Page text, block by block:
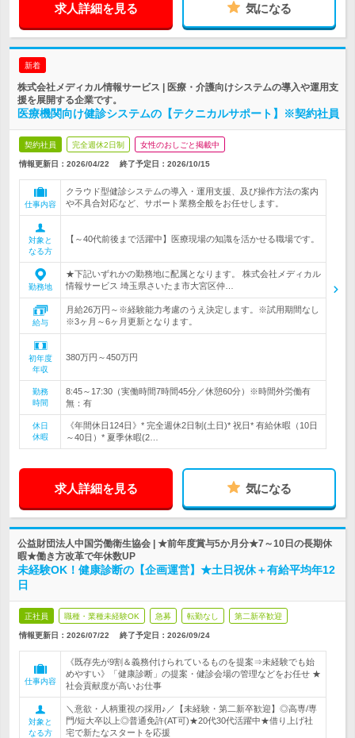
求人詳細を見る 気になる
新着
株式会社メディカル情報サービス | 医療・介護向けシステムの導入や運用支
援を展開する企業です。
医療機関向け健診システムの【テクニカルサポート】※契約社員
契約社員 完全週休2日制 女性のおしごと掲載中
情報更新日：2026/04/22 終了予定日： 2026/10/15
仕事内容
クラウド型健診システムの導入・運用支援、及び操作方法の案内
や不具合対応など、サポート業務全般をお任せします。
対象と
なる方
【～40代前後まで活躍中】医療現場の知識を活かせる職場です。
勤務地
★下記いずれかの勤務地に配属となります。 株式会社メディカル
情報サービス 埼玉県さいたま市大宮区仲…
給与
月給26万円～※経験能力考慮のうえ決定します。※試用期間なし
※3ヶ月～6ヶ月更新となります。
初年度
年収
380万円～450万円
勤務
時間
8:45～17:30（実働時間7時間45分／休憩60分）※時間外労働有
無：有
休日
休暇
《年間休日124日》* 完全週休2日制(土日)* 祝日* 有給休暇（10日
～40日）* 夏季休暇(2…
求人詳細を見る 気になる
公益財団法人中国労働衛生協会 | ★前年度賞与5か月分★7～10日の長期休
暇★働き方改革で年休数UP
未経験OK！健康診断の【企画運営】★土日祝休＋有給平均年12
日
正社員 職種・業種未経験OK 急募 転勤なし 第二新卒歓迎
情報更新日：2026/07/22 終了予定日： 2026/09/24
仕事内容
《既存先が9割＆義務付けられているものを提案⇒未経験でも始
めやすい》「健康診断」の提案・健診会場の管理などをお任せ ★
社会貢献度が高いお仕事
対象と
なる方
＼意欲・人柄重視の採用♪／【未経験・第二新卒歓迎】◎高専/専
門/短大卒以上◎普通免許(AT可)★20代30代活躍中★借り上げ社
宅で新たなスタートを応援